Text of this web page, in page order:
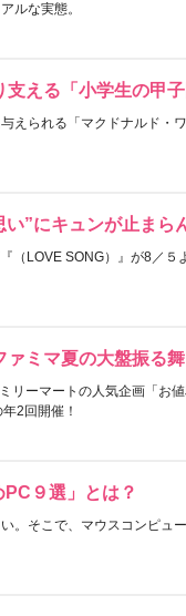
ルな実態。
える「小学生の甲子
えられる「マクドナルド・
”にキュンが止まら
（LOVE SONG）』が8／５
ァミマ夏の大盤振る
リーマートの人気企画「お
2回開催！
９選」とは？
。そこで、マウスコンピュ